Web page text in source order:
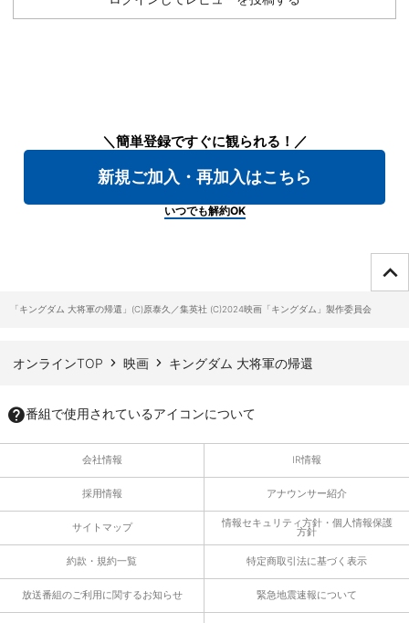
＼簡単登録ですぐに観られる！／
新規ご加入・再加入はこちら
いつでも解約OK
「キングダム 大将軍の帰還」(C)原泰久／集英社 (C)2024映画「キングダム」製作委員会
オンラインTOP 映画 キングダム 大将軍の帰還
番組で使用されているアイコンについて
会社情報 IR情報
採用情報 アナウンサー紹介
サイトマップ 情報セキュリティ方針・個人情報保護
方針
約款・規約一覧 特定商取引法に基づく表示
放送番組のご利用に関するお知らせ 緊急地震速報について